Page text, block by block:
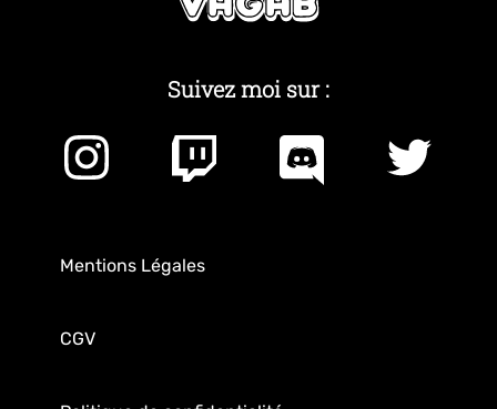
Suivez moi sur :
Mentions Légales
CGV